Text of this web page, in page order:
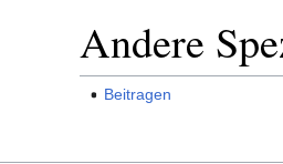
Andere
Beitragen